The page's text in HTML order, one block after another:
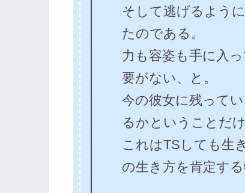
そして逃げるよう
たのである。
力も容姿も手に入
要がない、と。
今の彼女に残って
るかということだけ
これはTSしても生
の生き方を肯定する